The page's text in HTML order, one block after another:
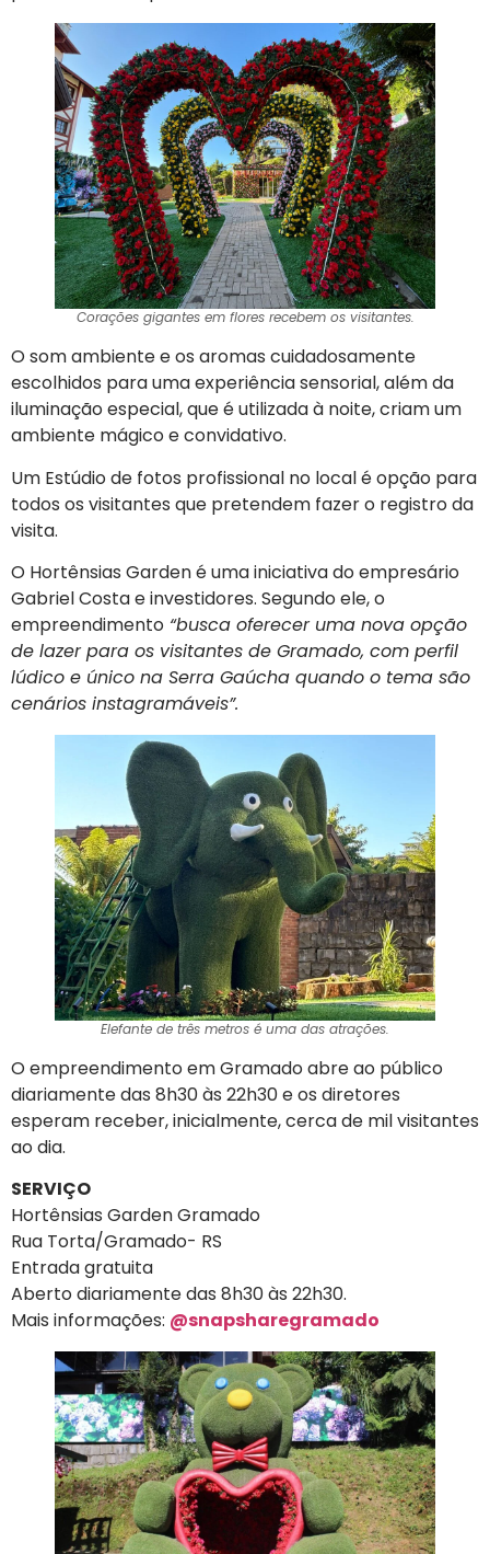
Corações gigantes em flores recebem os visitantes.
O som ambiente e os aromas cuidadosamente
escolhidos para uma experiência sensorial, além da
iluminação especial, que é utilizada à noite, criam um
ambiente mágico e convidativo.
Um Estúdio de fotos profissional no local é opção para
todos os visitantes que pretendem fazer o registro da
visita.
O Hortênsias Garden é uma iniciativa do empresário
Gabriel Costa e investidores. Segundo ele, o
empreendimento “busca oferecer uma nova opção
de lazer para os visitantes de Gramado, com perfil
lúdico e único na Serra Gaúcha quando o tema são
cenários instagramáveis”.
Elefante de três metros é uma das atrações.
O empreendimento em Gramado abre ao público
diariamente das 8h30 às 22h30 e os diretores
esperam receber, inicialmente, cerca de mil visitantes
ao dia.
SERVIÇO
Hortênsias Garden Gramado
Rua Torta/Gramado- RS
Entrada gratuita
Aberto diariamente das 8h30 às 22h30.
Mais informações: @snapsharegramado